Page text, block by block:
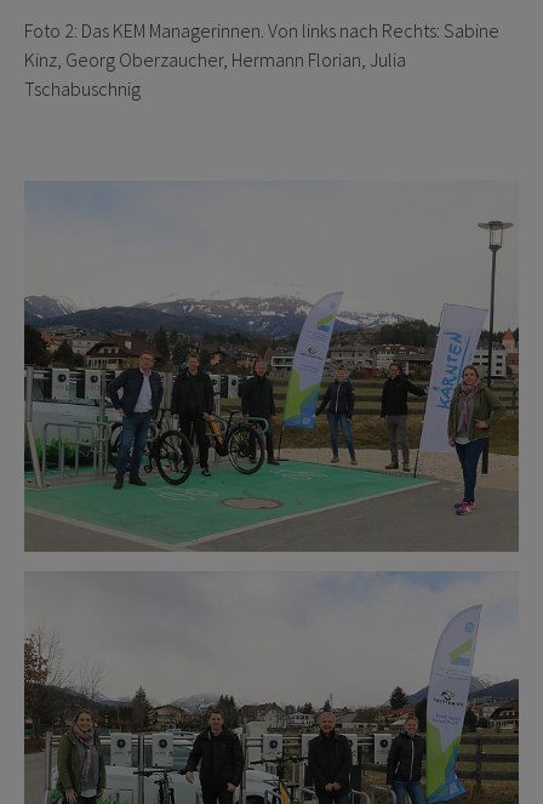
Foto 2: Das KEM Managerinnen. Von links nach Rechts: Sabine
Kinz, Georg Oberzaucher, Hermann Florian, Julia
Tschabuschnig